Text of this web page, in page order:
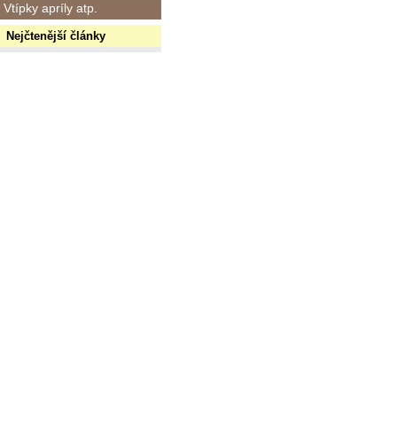
Vtípky apríly atp.
Nejčtenější články